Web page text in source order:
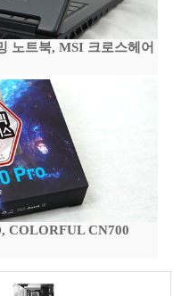
노트북, MSI 크로스헤어
COLORFUL CN700